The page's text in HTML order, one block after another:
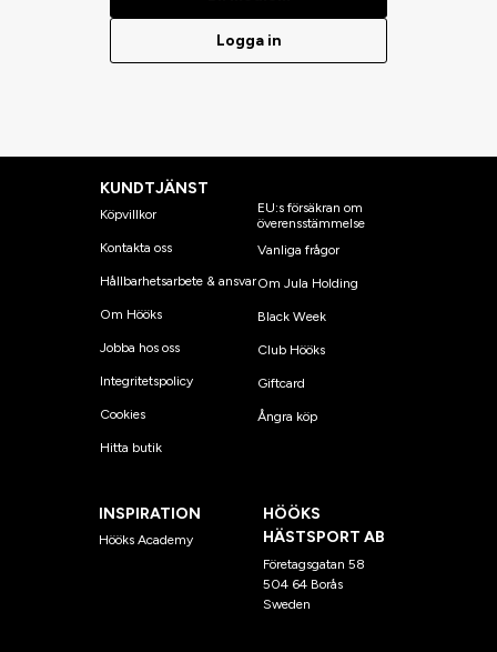
Logga in
KUNDTJÄNST
Köpvillkor
Kontakta oss
Hållbarhetsarbete & ansvar
Om Hööks
Jobba hos oss
Integritetspolicy
Cookies
Hitta butik
EU:s försäkran om
överensstämmelse
Vanliga frågor
Om Jula Holding
Black Week
Club Hööks
Giftcard
Ångra köp
INSPIRATION
Hööks Academy
HÖÖKS
HÄSTSPORT AB
Företagsgatan 58
504 64 Borås
Sweden